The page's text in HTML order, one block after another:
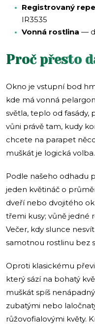
Registrovaný
IR3535
Vonná rostlina —
Proč přesto
Okno je vstupní bod
kde má vonná
světla, teplo od fasády,
vůni právě tam, kudy
chcete na parapet
muškát je logická volba.
Podle našeho odhadu
jeden květináč o
dveří nebo dvojitého
třemi kusy; vůně jedné
Večer, kdy slunce
samotnou rostlinu bez
Oproti klasickému
který sází na bohatý
muškát spíš
zubatými nebo
růžovofialovými květy.